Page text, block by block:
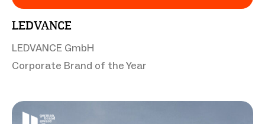
LEDVANCE
LEDVANCE GmbH
Corporate Brand of the Year